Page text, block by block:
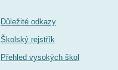
Důležité odkazy
Školský rejstřík
Přehled vysokých škol